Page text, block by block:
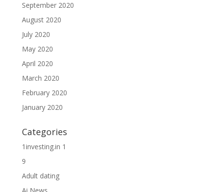
September 2020
August 2020
July 2020
May 2020
April 2020
March 2020
February 2020
January 2020
Categories
1investing.in 1
9
Adult dating